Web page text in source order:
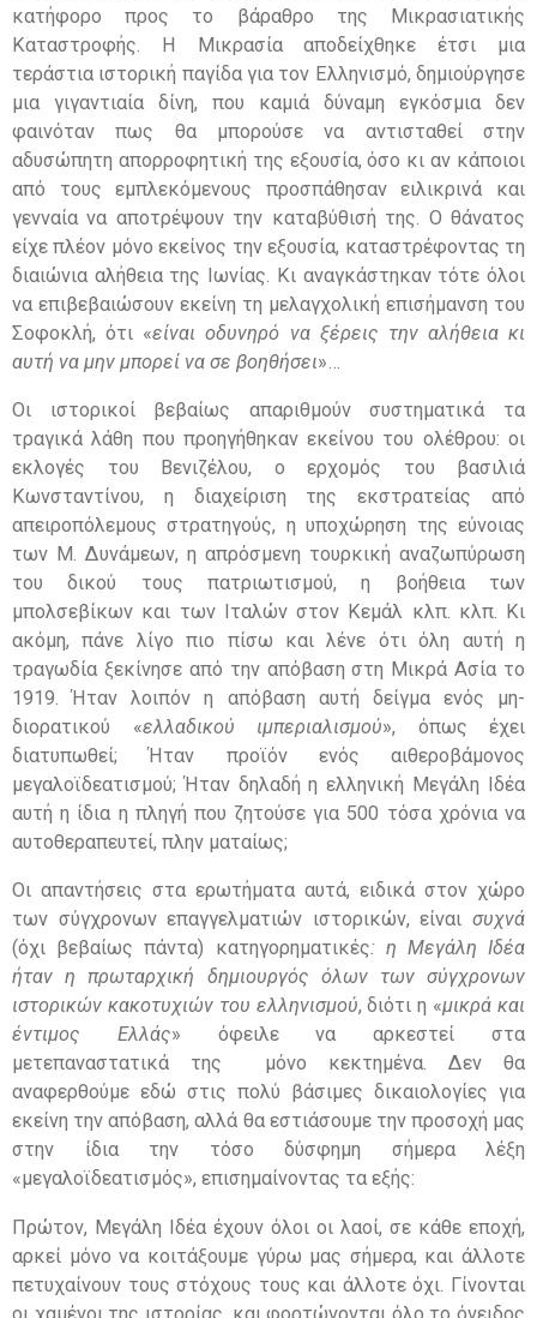
κατήφορο προς το βάραθρο της Μικρασιατικής
Καταστροφής. Η Μικρασία αποδείχθηκε έτσι μια
τεράστια ιστορική παγίδα για τον Ελληνισμό, δημιούργησε
μια γιγαντιαία δίνη, που καμιά δύναμη εγκόσμια δεν
φαινόταν πως θα μπορούσε να αντισταθεί στην
αδυσώπητη απορροφητική της εξουσία, όσο κι αν κάποιοι
από τους εμπλεκόμενους προσπάθησαν ειλικρινά και
γενναία να αποτρέψουν την καταβύθισή της. Ο θάνατος
είχε πλέον μόνο εκείνος την εξουσία, καταστρέφοντας τη
διαιώνια αλήθεια της Ιωνίας. Κι αναγκάστηκαν τότε όλοι
να επιβεβαιώσουν εκείνη τη μελαγχολική επισήμανση του
Σοφοκλή, ότι «είναι οδυνηρό να ξέρεις την αλήθεια κι
αυτή να μην μπορεί να σε βοηθήσει»…
Οι ιστορικοί βεβαίως απαριθμούν συστηματικά τα
τραγικά λάθη που προηγήθηκαν εκείνου του ολέθρου: οι
εκλογές του Βενιζέλου, ο ερχομός του βασιλιά
Κωνσταντίνου, η διαχείριση της εκστρατείας από
απειροπόλεμους στρατηγούς, η υποχώρηση της εύνοιας
των Μ. Δυνάμεων, η απρόσμενη τουρκική αναζωπύρωση
του δικού τους πατριωτισμού, η βοήθεια των
μπολσεβίκων και των Ιταλών στον Κεμάλ κλπ. κλπ. Κι
ακόμη, πάνε λίγο πιο πίσω και λένε ότι όλη αυτή η
τραγωδία ξεκίνησε από την απόβαση στη Μικρά Ασία το
1919. Ήταν λοιπόν η απόβαση αυτή δείγμα ενός μη-
διορατικού «ελλαδικού ιμπεριαλισμού», όπως έχει
διατυπωθεί; Ήταν προϊόν ενός αιθεροβάμονος
μεγαλοϊδεατισμού; Ήταν δηλαδή η ελληνική Μεγάλη Ιδέα
αυτή η ίδια η πληγή που ζητούσε για 500 τόσα χρόνια να
αυτοθεραπευτεί, πλην ματαίως;
Οι απαντήσεις στα ερωτήματα αυτά, ειδικά στον χώρο
των σύγχρονων επαγγελματιών ιστορικών, είναι συχνά
(όχι βεβαίως πάντα) κατηγορηματικές: η Μεγάλη Ιδέα
ήταν η πρωταρχική δημιουργός όλων των σύγχρονων
ιστορικών κακοτυχιών του ελληνισμού, διότι η «μικρά και
έντιμος Ελλάς» όφειλε να αρκεστεί στα
μετεπαναστατικά της μόνο κεκτημένα. Δεν θα
αναφερθούμε εδώ στις πολύ βάσιμες δικαιολογίες για
εκείνη την απόβαση, αλλά θα εστιάσουμε την προσοχή μας
στην ίδια την τόσο δύσφημη σήμερα λέξη
«μεγαλοϊδεατισμός», επισημαίνοντας τα εξής:
Πρώτον, Μεγάλη Ιδέα έχουν όλοι οι λαοί, σε κάθε εποχή,
αρκεί μόνο να κοιτάξουμε γύρω μας σήμερα, και άλλοτε
πετυχαίνουν τους στόχους τους και άλλοτε όχι. Γίνονται